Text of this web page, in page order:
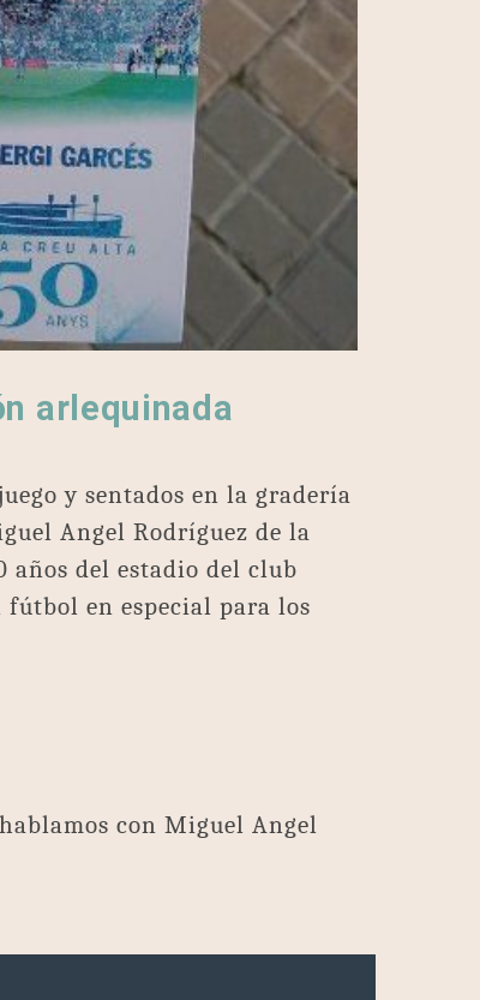
arlequinada
y sentados en la gradería
Angel Rodríguez de la
años del estadio del club
en especial para los
con Miguel Angel